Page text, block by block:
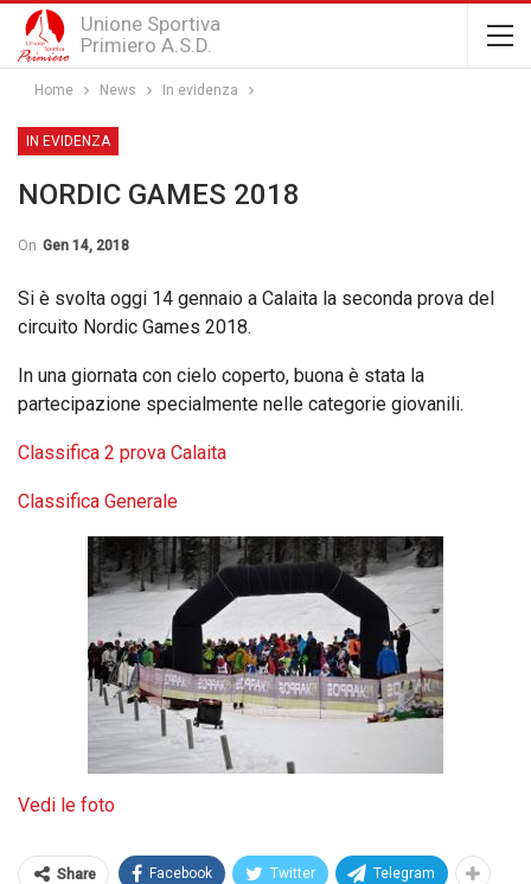
Unione Sportiva
Primiero A.S.D.
Home News In evidenza
IN EVIDENZA
NORDIC GAMES 2018
On Gen 14, 2018
Si è svolta oggi 14 gennaio a Calaita la seconda prova del
circuito Nordic Games 2018.
In una giornata con cielo coperto, buona è stata la
partecipazione specialmente nelle categorie giovanili.
Classifica 2 prova Calaita
Classifica Generale
Vedi le foto
Share Facebook Twitter Telegram